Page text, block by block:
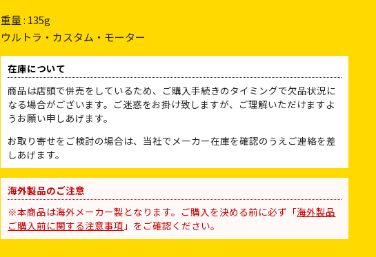
重量 : 135g
ウルトラ・カスタム・モーター
在庫について
商品は店頭で併売をしているため、ご購入手続きのタイミングで欠品状況に
なる場合がございます。ご迷惑をお掛け致しますが、ご理解いただけますよ
うお願い申しあげます。
お取り寄せをご検討の場合は、当社でメーカー在庫を確認のうえご連絡を差
しあげます。
海外製品のご注意
※本商品は海外メーカー製となります。ご購入を決める前に必ず「海外製品
ご購入前に関する注意事項 」をご確認ください。